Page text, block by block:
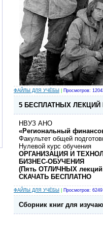
ФАЙЛЫ ДЛЯ УЧЁБЫ Просмотров:
5 БЕСПЛАТНЫХ
НВУЗ АНО
«Региональный
Факультет общей
Нулевой курс обучения
ОРГАНИЗАЦИЯ И
БИЗНЕС-ОБУЧЕНИЯ
(Пять ОТЛИЧНЫХ
СКАЧАТЬ БЕСПЛАТНО
ФАЙЛЫ ДЛЯ УЧЁБЫ Просмотров: 6249
Сборник книг для